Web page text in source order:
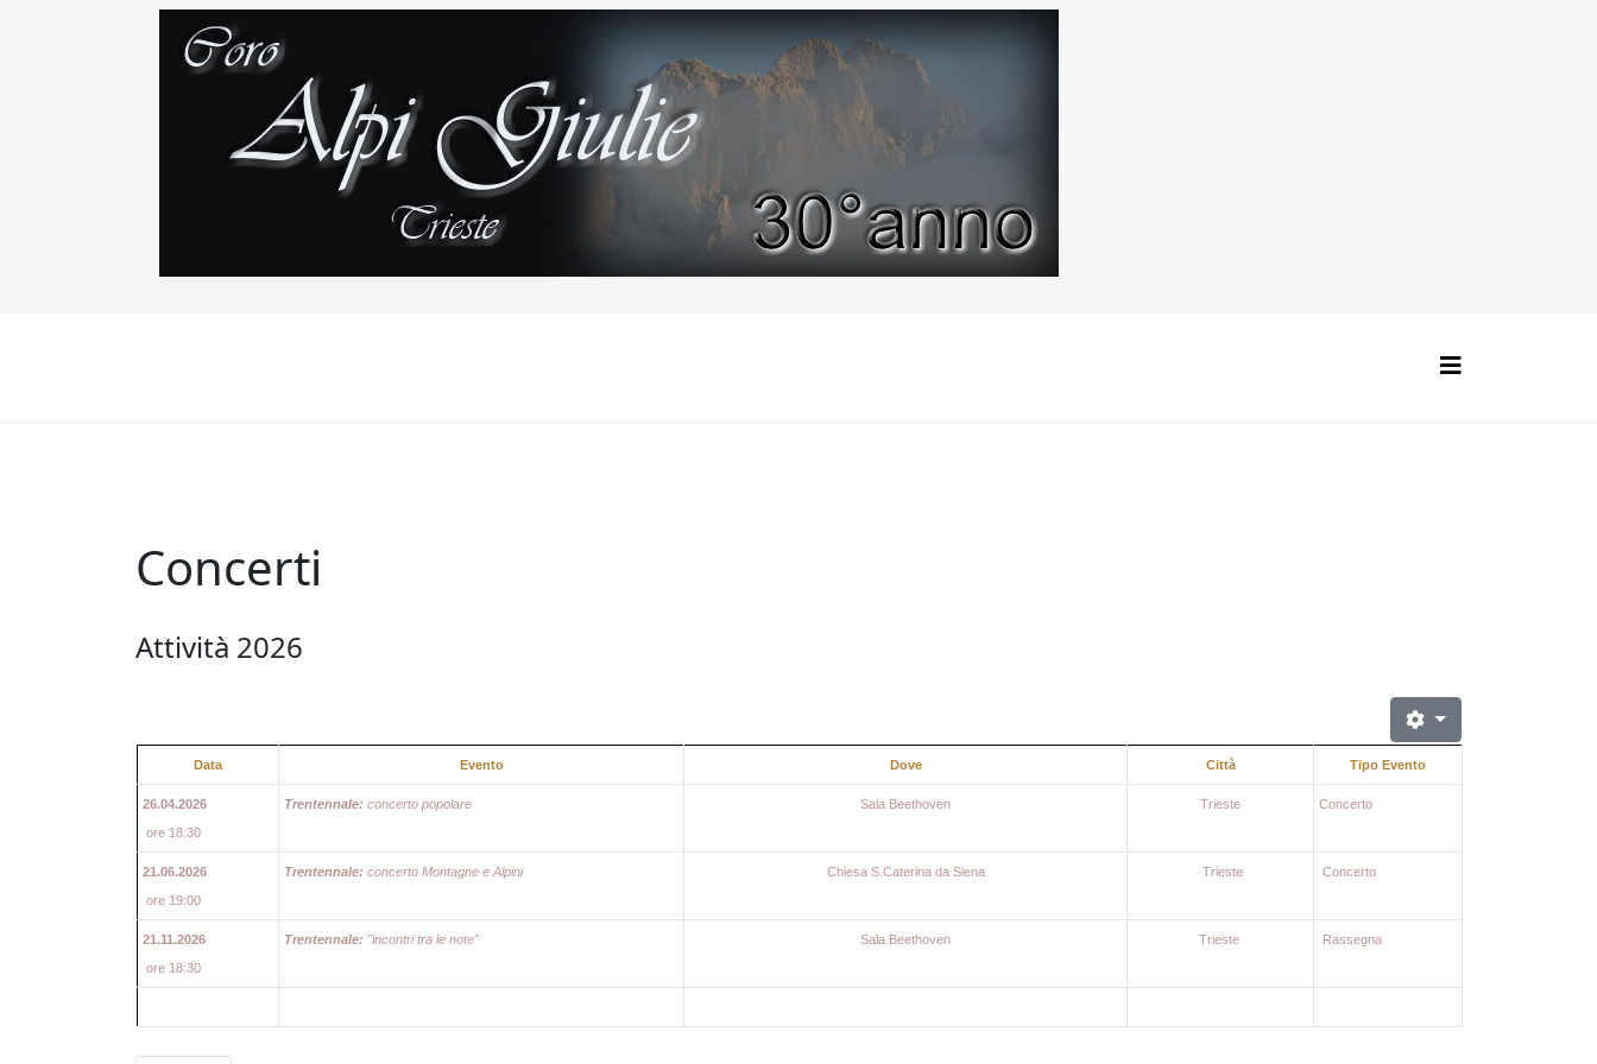
Concerti
Attività 2026
Data Evento Dove Città Tipo Evento
26.04.2026
ore 18:30
Trentennale: concerto popolare Sala Beethoven Trieste Concerto
21.06.2026
ore 19:00
Trentennale: concerto Montagne e Alpini Chiesa S.Caterina da Siena Trieste Concerto
21.11.2026
ore 18:30
Trentennale: "incontri tra le note" Sala Beethoven Trieste Rassegna